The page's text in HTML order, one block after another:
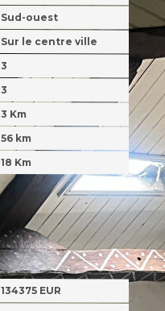
Sud-ouest
Sur le centre ville
3
3
3 Km
56 km
18 Km
134375 EUR